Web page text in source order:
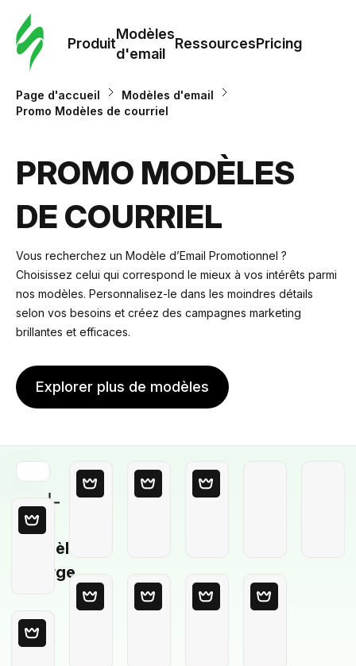
Produit
Modèles
d'email
RessourcesPricing
Page d'accueil
Modèles d'email
Promo Modèles de courriel
PROMO MODÈLES
DE COURRIEL
Vous recherchez un Modèle d’Email Promotionnel ?
Choisissez celui qui correspond le mieux à vos intérêts parmi
nos modèles. Personnalisez-le dans les moindres détails
selon vos besoins et créez des campagnes marketing
brillantes et efficaces.
Explorer plus de modèles
Modèle
Vierge